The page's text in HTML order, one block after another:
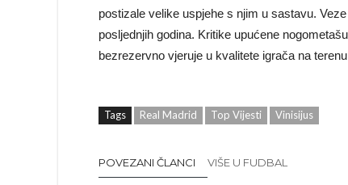
postizale velike uspjehe s njim u sastavu.
posljednjih godina. Kritike upućene
bezrezervno vjeruje u kvalitete igrača na
Tags Real Madrid Top Vijesti Vinisijus
POVEZANI ČLANCI VIŠE U FUDBAL